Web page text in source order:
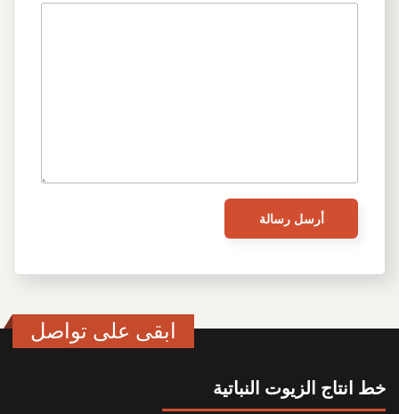
ابقى على تواصل
خط انتاج الزيوت النباتية